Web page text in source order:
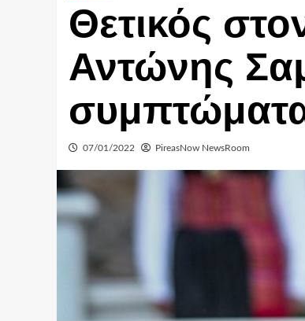
Θετικός
Αντώνης
07/01/2022 PireasNow NewsRoom